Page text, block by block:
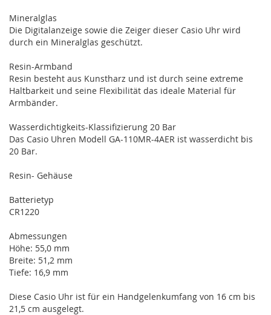
Mineralglas
Die Digitalanzeige sowie die Zeiger dieser Casio Uhr wird
durch ein Mineralglas geschützt.
Resin-Armband
Resin besteht aus Kunstharz und ist durch seine extreme
Haltbarkeit und seine Flexibilität das ideale Material für
Armbänder.
Wasserdichtigkeits-Klassifizierung 20 Bar
Das Casio Uhren Modell GA-110MR-4AER ist wasserdicht bis
20 Bar.
Resin- Gehäuse
Batterietyp
CR1220
Abmessungen
Höhe: 55,0 mm
Breite: 51,2 mm
Tiefe: 16,9 mm
Diese Casio Uhr ist für ein Handgelenkumfang von 16 cm bis
21,5 cm ausgelegt.